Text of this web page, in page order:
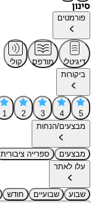
סינון
פורמטים
דיגיטלי מודפס
קולי
ביקורות
5
4
3
2
1
מבצעים/הנחות
מבצעים
ספרייה ציבורית
עלו לאתר
שבוע שבועיים חודש